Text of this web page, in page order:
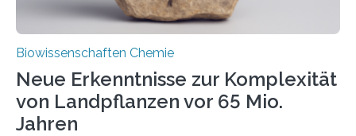
Biowissenschaften Chemie
Neue Erkenntnisse zur Komplexität
von Landpflanzen vor 65 Mio.
Jahren